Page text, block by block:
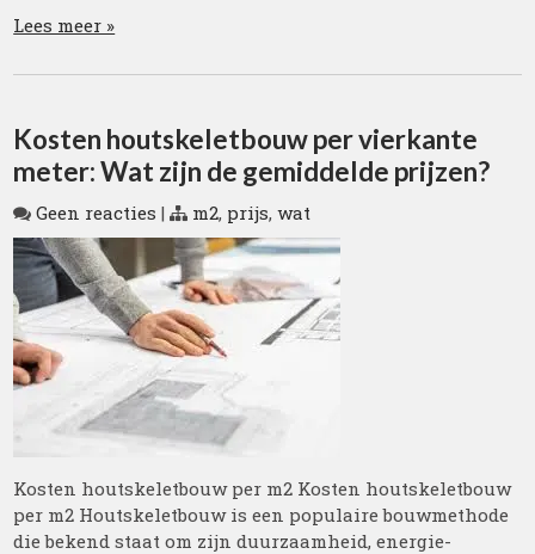
Lees meer »
Kosten houtskeletbouw per vierkante
meter: Wat zijn de gemiddelde prijzen?
Geen reacties | m2, prijs,wat
Kosten houtskeletbouw per m2 Kosten houtskeletbouw
per m2 Houtskeletbouw is een populaire bouwmethode
die bekend staat om zijn duurzaamheid, energie-